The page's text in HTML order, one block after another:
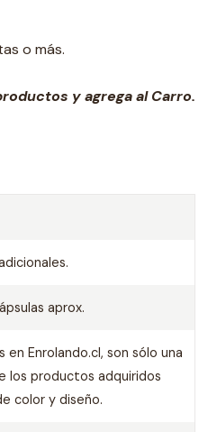
o más.
y agrega al Carro.
aprox.
Enrolando.cl, son sólo una
los productos adquiridos
color y diseño.